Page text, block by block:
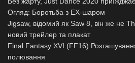
Огляд: Боротьба з EX-шаром
Jigsaw, відомий як Saw 8, він же не
новий трейлер та плакат
Final Fantasy XVI (FF16)
полювання